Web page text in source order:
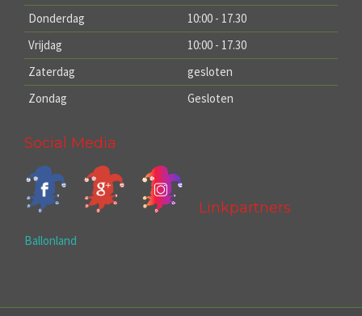
Donderdag
10:00 - 17.30
Vrijdag
10:00 - 17.30
Zaterdag
gesloten
Zondag
Gesloten
Social Media
Linkpartners
Ballonland